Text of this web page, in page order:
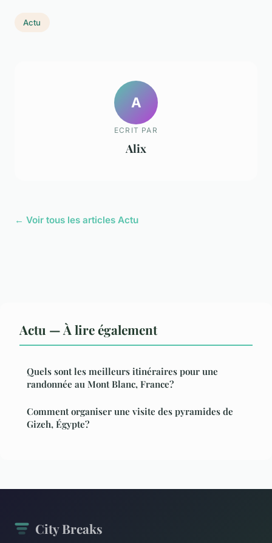
Actu
A
ECRIT PAR
Alix
← Voir tous les articles Actu
Actu — À lire également
Quels sont les meilleurs itinéraires pour une
randonnée au Mont Blanc, France?
Comment organiser une visite des pyramides de
Gizeh, Égypte?
City Breaks